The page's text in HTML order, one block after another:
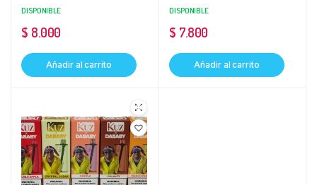
DISPONIBLE
$ 8.000
Añadir al carrito
DISPONIBLE
$ 7.800
Añadir al carrito